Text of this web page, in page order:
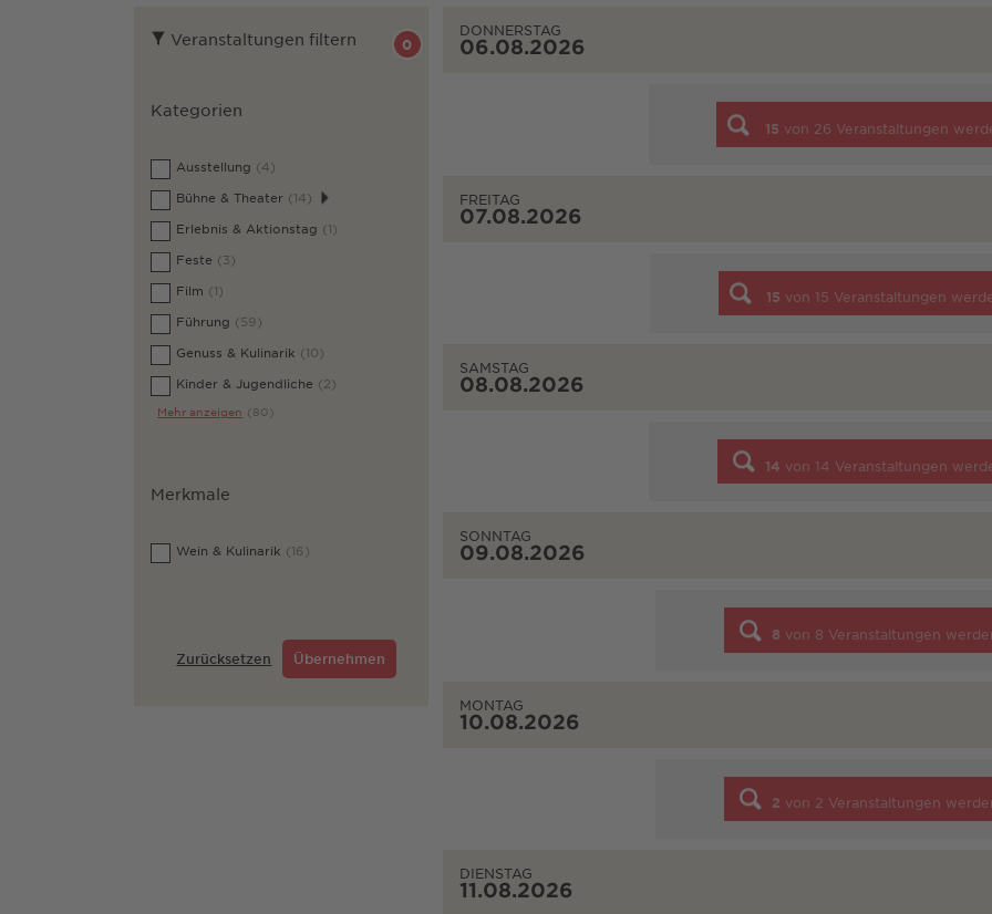
Veranstaltungen filtern 0
Kategorien
Ausstellung (4)
Bühne & Theater (14)
Erlebnis & Aktionstag (1)
Feste (3)
Film (1)
Führung (59)
Genuss & Kulinarik (10)
Kinder & Jugendliche (2)
Mehr anzeigen (80)
Merkmale
Wein & Kulinarik (16)
Zurücksetzen Übernehmen
DONNERSTAG
06.08.2026
15 von 26 Veranstaltungen
FREITAG
07.08.2026
15 von 15 Veranstaltungen
SAMSTAG
08.08.2026
14 von 14 Veranstaltungen
SONNTAG
09.08.2026
8 von 8 Veranstaltungen
MONTAG
10.08.2026
2 von 2 Veranstaltungen
DIENSTAG
11.08.2026